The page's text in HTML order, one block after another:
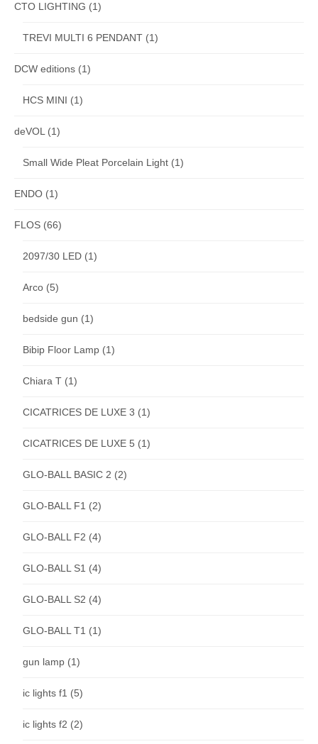
CTO LIGHTING (1)
TREVI MULTI 6 PENDANT (1)
DCW editions (1)
HCS MINI (1)
deVOL (1)
Small Wide Pleat Porcelain Light (1)
ENDO (1)
FLOS (66)
2097/30 LED (1)
Arco (5)
bedside gun (1)
Bibip Floor Lamp (1)
Chiara T (1)
CICATRICES DE LUXE 3 (1)
CICATRICES DE LUXE 5 (1)
GLO-BALL BASIC 2 (2)
GLO-BALL F1 (2)
GLO-BALL F2 (4)
GLO-BALL S1 (4)
GLO-BALL S2 (4)
GLO-BALL T1 (1)
gun lamp (1)
ic lights f1 (5)
ic lights f2 (2)